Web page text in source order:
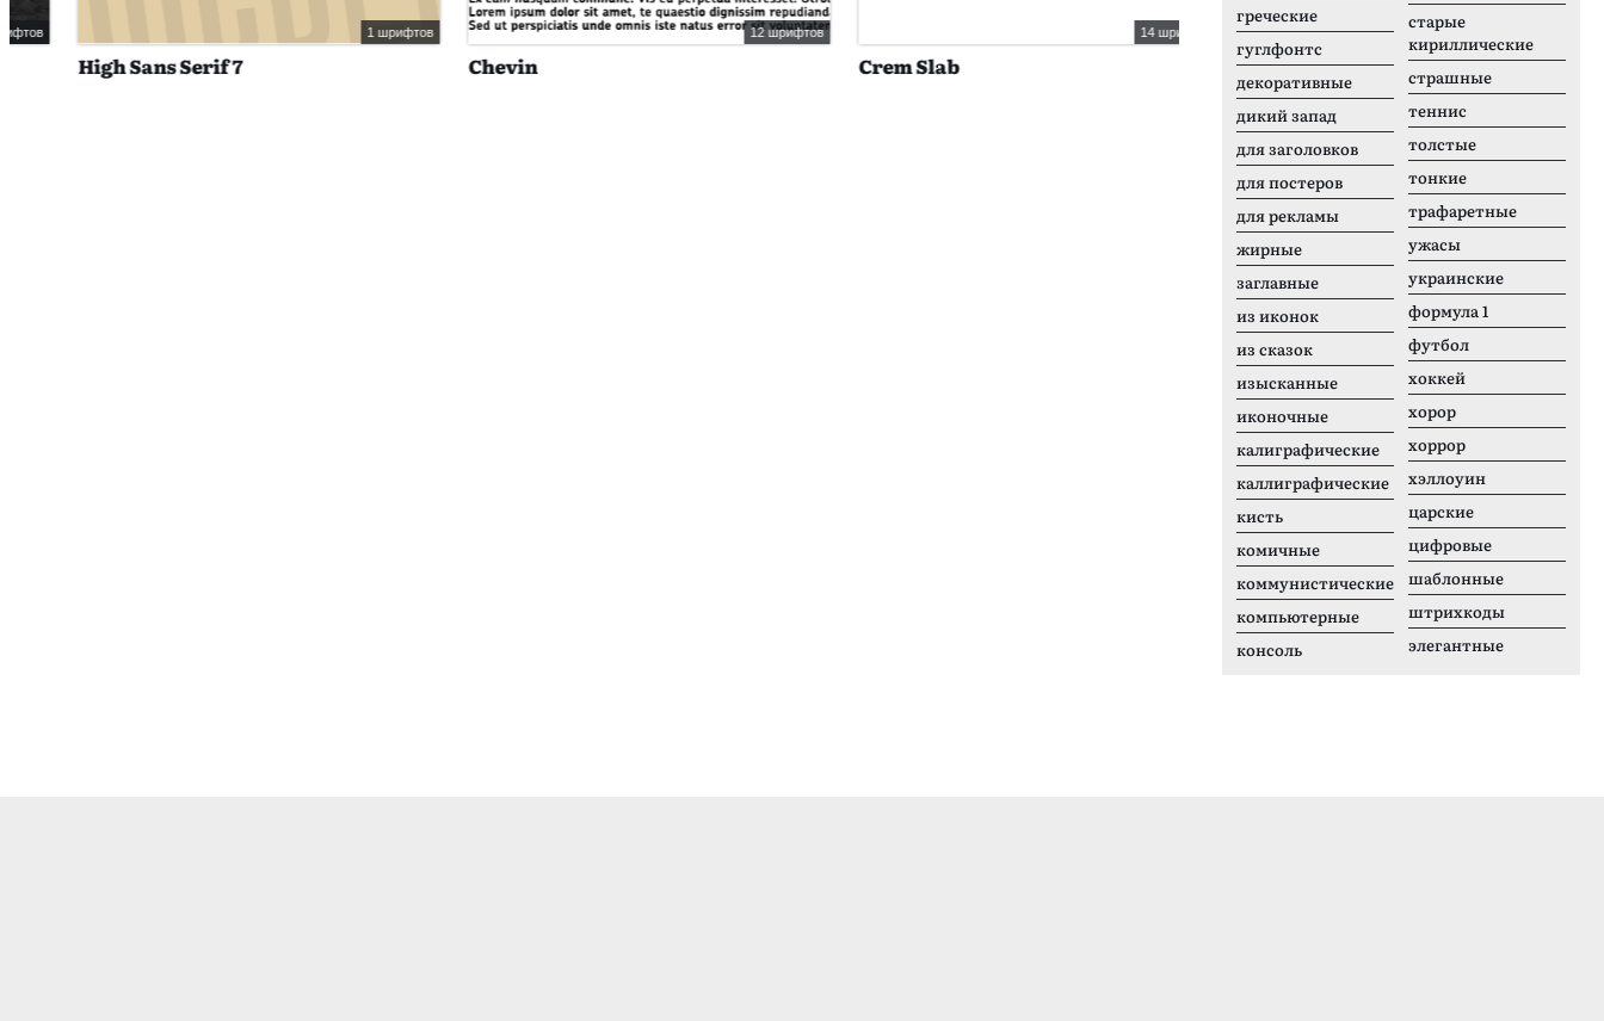
1 шрифтов
High Sans Serif 7
12 шрифтов
Chevin
14 шрифтов
Crem Slab Mallory Narrow
греческие
гуглфонтс
декоративные
дикий запад
для заголовков
для постеров
для рекламы
жирные
заглавные
из иконок
из сказок
изысканные
иконочные
калиграфические
каллиграфические
кисть
комичные
коммунистические
компьютерные
консоль
старые
кириллические
страшные
теннис
толстые
тонкие
трафаретные
ужасы
украинские
формула 1
футбол
хоккей
хорор
хоррор
хэллоуин
царские
цифровые
шаблонные
штрихкоды
элегантные